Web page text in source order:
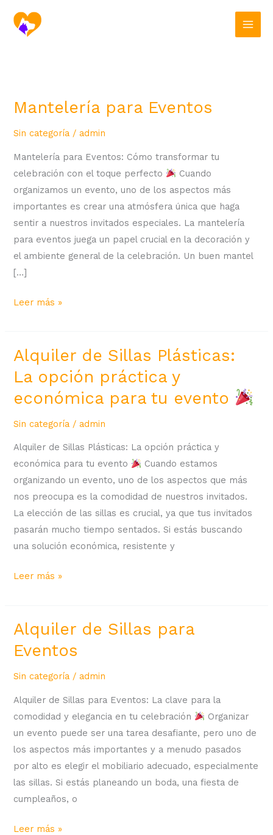
contenido
Mantelería para Eventos
Sin categoría / admin
Mantelería para Eventos: Cómo transformar tu
celebración con el toque perfecto
Cuando
organizamos un evento, uno de los aspectos más
importantes es crear una atmósfera única que haga
sentir a nuestros invitados especiales. La mantelería
para eventos juega un papel crucial en la decoración y
el ambiente general de la celebración. Un buen mantel
[…]
Mantelería
Eventos
Leer más »
Alquiler de Sillas Plásticas:
La opción práctica y
económica para tu evento
Sin categoría / admin
Alquiler de Sillas Plásticas: La opción práctica y
económica para tu evento
Cuando estamos
organizando un evento, uno de los aspectos que más
nos preocupa es la comodidad de nuestros invitados.
La elección de las sillas es crucial, ya que tus invitados
pasarán mucho tiempo sentados. Si estás buscando
una solución económica, resistente y
Alquiler
de
Sillas
Plásticas:
La
práctica
y
económica
para
tu
evento
Leer más »
Alquiler de Sillas para
Eventos
Sin categoría / admin
Alquiler de Sillas para Eventos: La clave para la
comodidad y elegancia en tu celebración
Organizar
un evento puede ser una tarea desafiante, pero uno de
los aspectos más importantes y a menudo pasados
por alto es elegir el mobiliario adecuado, especialmente
las sillas. Si estás planeando un boda, una fiesta de
cumpleaños, o
Alquiler
de
Sillas
para
Leer más »